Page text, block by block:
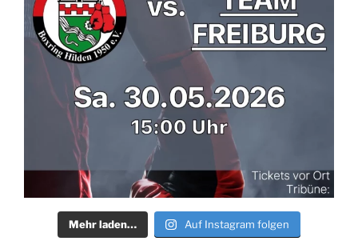
Mehr laden… Auf Instagram folgen